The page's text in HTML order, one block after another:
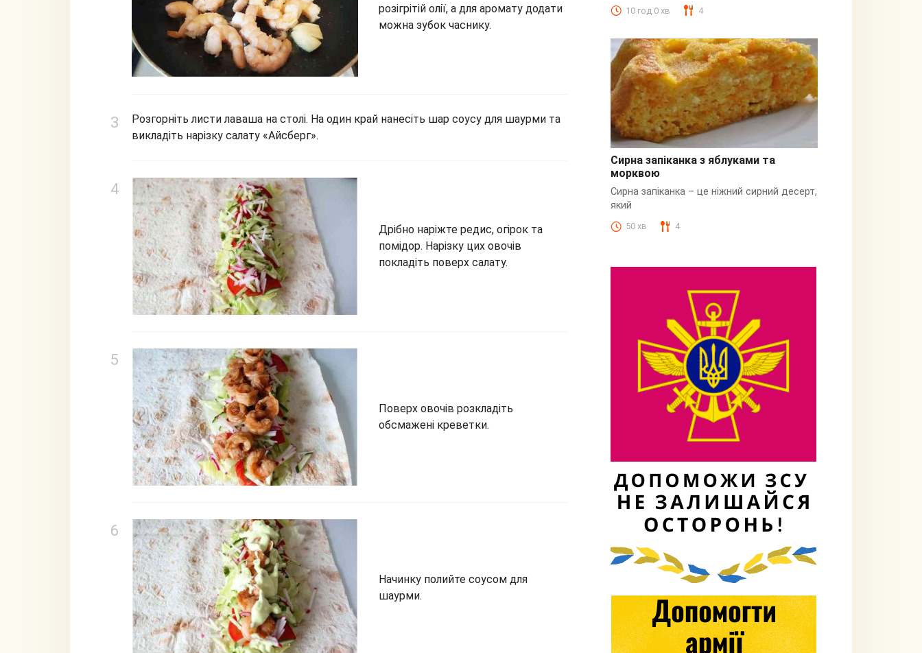
розігрітій олії, а для аромату додати
можна зубок часнику.
Розгорніть листи лаваша на столі. На один край нанесіть шар соусу для шаурми та
викладіть нарізку салату «Айсберг».
Дрібно наріжте редис, огірок та
помідор. Нарізку цих овочів
покладіть поверх салату.
Поверх овочів розкладіть
обсмажені креветки.
Начинку полийте соусом для
шаурми.
10 год 0 хв 4
Сирна
Сирна запіканка з яблуками та
морквою
Сирна запіканка – це ніжний сирний десерт,
який
50 хв 4